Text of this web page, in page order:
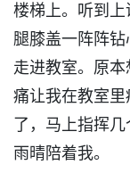
楼梯上。听到
腿膝盖一阵阵
走进教室。原
痛让我在教室
了，马上指挥几
雨晴陪着我。